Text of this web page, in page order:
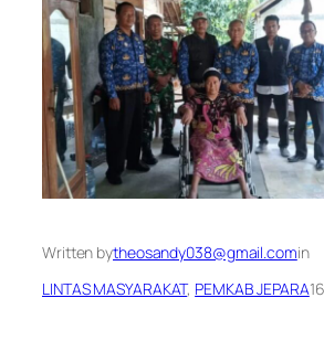
Written bytheosandy038@gmail.comin
LINTAS MASYARAKAT, PEMKAB JEPARA